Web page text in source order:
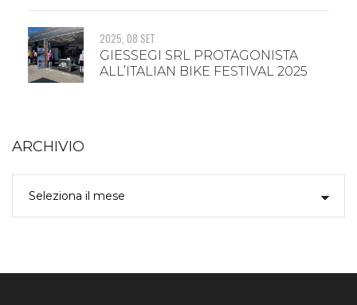
2025, 08 SET
GIESSEGI SRL PROTAGONISTA
ALL’ITALIAN BIKE FESTIVAL 2025
ARCHIVIO